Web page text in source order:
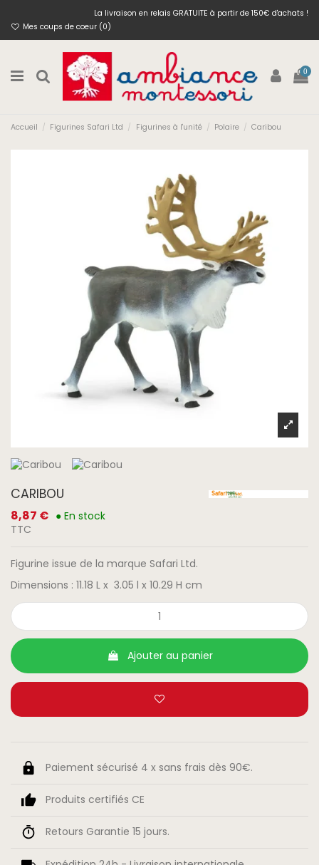
La livraison en relais GRATUITE à partir de 150€ d'achats !
Mes coups de coeur (0)
0
Accueil Figurines Safari Ltd Figurines à l'unité Polaire Caribou
CARIBOU
8,87 € ● En stock
TTC
Figurine issue de la marque Safari Ltd.
Dimensions : 11.18 L x 3.05 l x 10.29 H cm
Ajouter au panier
Paiement sécurisé 4 x sans frais dès 90€.
Produits certifiés CE
Retours Garantie 15 jours.